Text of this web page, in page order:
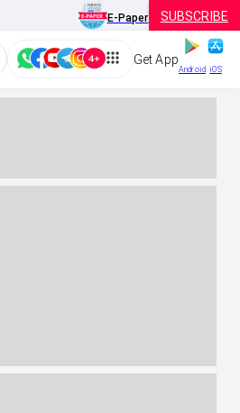
E-Paper SUBSCRIBE
Get App
Android iOS